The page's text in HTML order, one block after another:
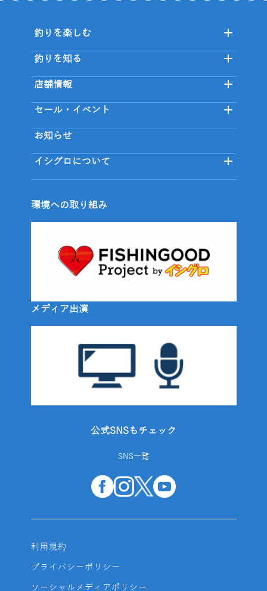
釣りを楽しむ
釣りを知る
店舗情報
セール・イベント
お知らせ
イシグロについて
環境への取り組み
メディア出演
公式SNSもチェック
SNS一覧
利用規約
プライバシーポリシー
ソーシャルメディアポリシー